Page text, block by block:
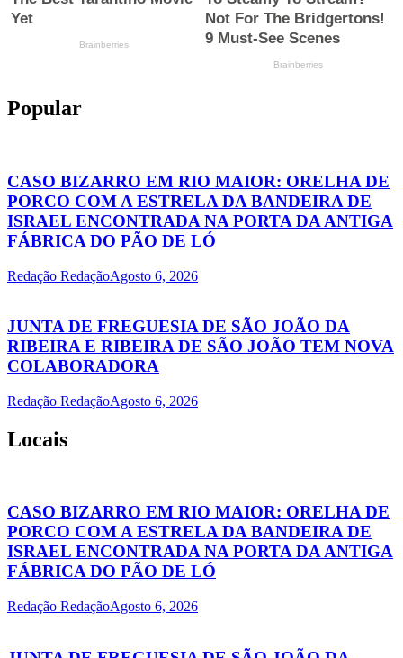
Popular
CASO BIZARRO EM RIO MAIOR: ORELHA DE
PORCO COM A ESTRELA DA BANDEIRA DE
ISRAEL ENCONTRADA NA PORTA DA ANTIGA
FÁBRICA DO PÃO DE LÓ
Redação RedaçãoAgosto 6, 2026
JUNTA DE FREGUESIA DE SÃO JOÃO DA
RIBEIRA E RIBEIRA DE SÃO JOÃO TEM NOVA
COLABORADORA
Redação RedaçãoAgosto 6, 2026
Locais
CASO BIZARRO EM RIO MAIOR: ORELHA DE
PORCO COM A ESTRELA DA BANDEIRA DE
ISRAEL ENCONTRADA NA PORTA DA ANTIGA
FÁBRICA DO PÃO DE LÓ
Redação RedaçãoAgosto 6, 2026